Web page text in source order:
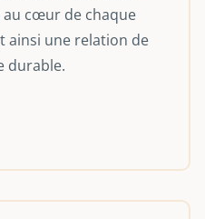
cœur de chaque
ainsi une relation de
durable.